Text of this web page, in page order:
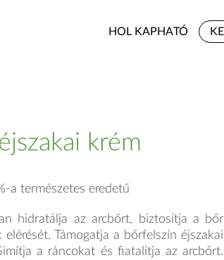
HOL KAPHATÓ
krém
a természetes eredetű
hidratálja az arcbőrt, biztosítja a bőr
elérését. Támogatja a bőrfelszín éjszakai
a ráncokat és fiatalítja az arcbőrt.